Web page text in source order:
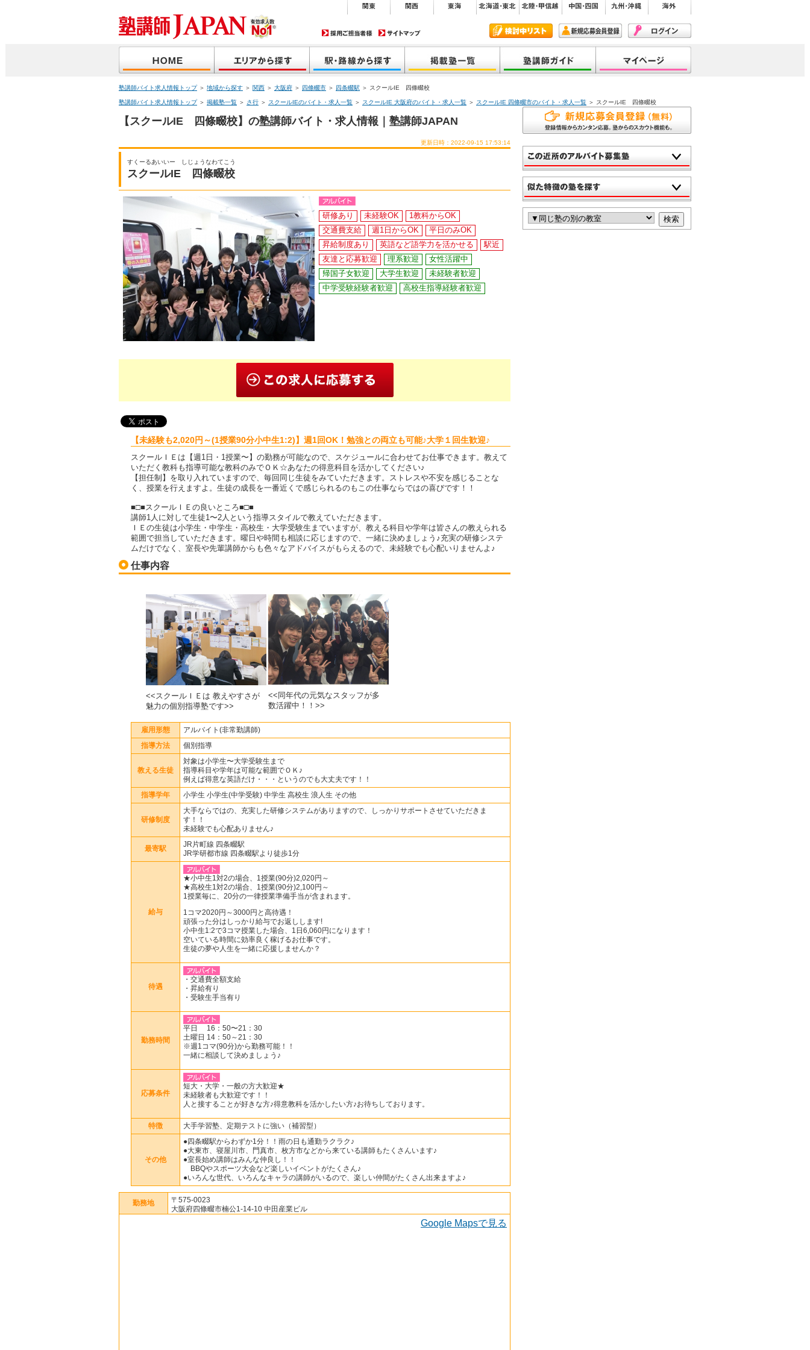
塾講師バイト求人情報トップ＞ 地域から探す ＞ 関西 ＞ 大阪府 ＞ 四條畷市 ＞ 四条畷駅 ＞ スクールIE 四條畷校
塾講師バイト求人情報トップ＞ 掲載塾一覧 ＞ さ行 ＞ スクールIEのバイト・求人一覧 ＞ スクールIE 大阪府のバイト・求人一覧 ＞ スクールIE 四條畷市のバイト・求人一覧 ＞ スクールIE 四條畷校
【スクールIE 四條畷校】の塾講師バイト・求人情報｜塾講師JAPAN
更新日時：2022-09-15 17:53:14
すくーるあいいー しじょうなわてこう
スクールIE 四條畷校
研修あり 未経験OK
1教科からOK
交通費支給
週1日からOK
平日のみOK
昇給制度あり
英語など語学力を活かせる
駅近
友達と応募歓迎
理系歓迎
女性活躍中
帰国子女歓迎
大学生歓迎
未経験者歓迎
中学受験経験者歓迎
高校生指導経験者歓迎
【未経験も2,020円～(1授業90分小中生1:2)】週1回OK！勉強との両立も可能♪大学１回生歓迎♪
スクールＩＥは【週1日・1授業〜】の勤務が可能なので、スケジュールに合わせてお仕事できます。教えて
いただく教科も指導可能な教科のみでＯＫ☆あなたの得意科目を活かしてください♪
【担任制】を取り入れていますので、毎回同じ生徒をみていただきます。ストレスや不安を感じることな
く、授業を行えますよ。生徒の成長を一番近くで感じられるのもこの仕事ならではの喜びです！！
■□■スクールＩＥの良いところ■□■
講師1人に対して生徒1〜2人という指導スタイルで教えていただきます。
ＩＥの生徒は小学生・中学生・高校生・大学受験生までいますが、教える科目や学年は皆さんの教えられる
範囲で担当していただきます。曜日や時間も相談に応じますので、一緒に決めましょう♪充実の研修システ
ムだけでなく、室長や先輩講師からも色々なアドバイスがもらえるので、未経験でも心配いりませんよ♪
仕事内容
<<スクールＩＥは 教えやすさが
魅力の個別指導塾です>>
<<同年代の元気なスタッフが多
数活躍中！！>>
雇用形態 アルバイト(非常勤講師)
指導方法 個別指導
教える生徒
対象は小学生〜大学受験生まで
指導科目や学年は可能な範囲でＯＫ♪
例えば得意な英語だけ・・・というのでも大丈夫です！！
指導学年 小学生 小学生(中学受験) 中学生 高校生 浪人生 その他
研修制度
大手ならではの、充実した研修システムがありますので、しっかりサポートさせていただきま
す！！
未経験でも心配ありません♪
最寄駅
JR片町線 四条畷駅
JR学研都市線 四条畷駅より徒歩1分
給与
★小中生1対2の場合、1授業(90分)2,020円～
★高校生1対2の場合、1授業(90分)2,100円～
1授業毎に、20分の一律授業準備手当が含まれます。
1コマ2020円～3000円と高待遇！
頑張った分はしっかり給与でお返しします!
小中生1:2で3コマ授業した場合、1日6,060円になります！
空いている時間に効率良く稼げるお仕事です。
生徒の夢や人生を一緒に応援しませんか？
待遇
・交通費全額支給
・昇給有り
・受験生手当有り
勤務時間
平日 16：50〜21：30
土曜日 14：50～21：30
※週1コマ(90分)から勤務可能！！
一緒に相談して決めましょう♪
応募条件
短大・大学・一般の方大歓迎★
未経験者も大歓迎です！！
人と接することが好きな方♪得意教科を活かしたい方♪お待ちしております。
特徴 大手学習塾、定期テストに強い（補習型）
その他
●四条畷駅からわずか1分！！雨の日も通勤ラクラク♪
●大東市、寝屋川市、門真市、枚方市などから来ている講師もたくさんいます♪
●室長始め講師はみんな仲良し！！
BBQやスポーツ大会など楽しいイベントがたくさん♪
●いろんな世代、いろんなキャラの講師がいるので、楽しい仲間がたくさん出来ますよ♪
勤務地
〒575-0023
大阪府四條畷市楠公1-14-10 中田産業ビル
Google Mapsで見る